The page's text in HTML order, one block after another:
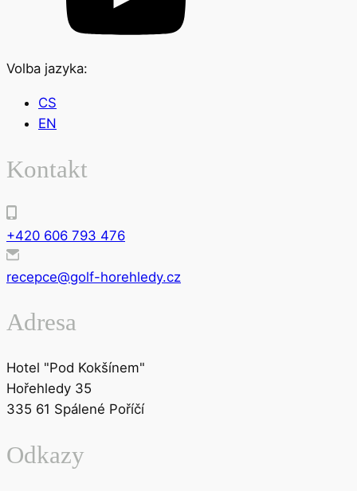
Volba jazyka:
CS
EN
Kontakt
+420 606 793 476
recepce@golf-horehledy.cz
Adresa
Hotel "Pod Kokšínem"
Hořehledy 35
335 61 Spálené Poříčí
Odkazy